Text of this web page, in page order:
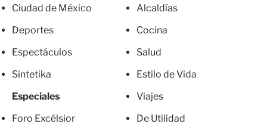
Ciudad de México
Deportes
Espectáculos
Sintetika
Especiales
Foro Excélsior
Alcaldías
Cocina
Salud
Estilo de Vida
Viajes
De Utilidad